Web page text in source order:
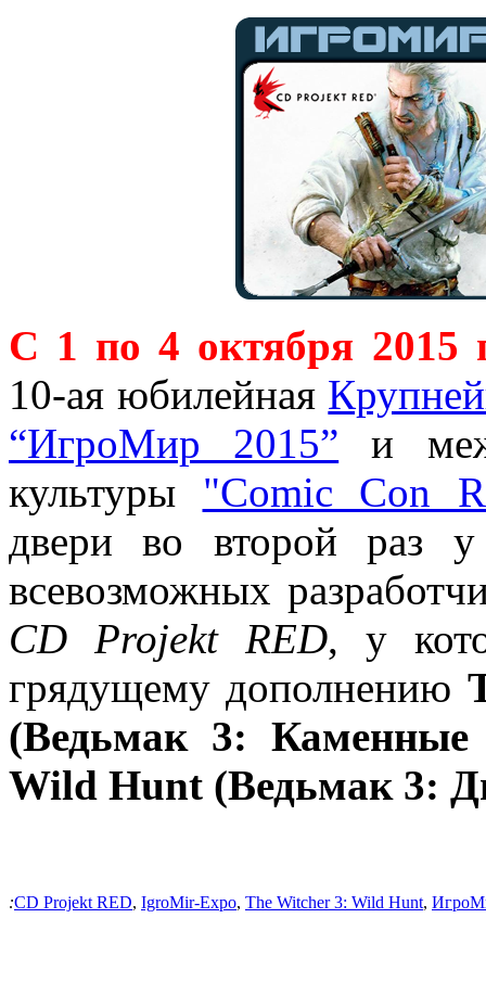
С 1 по 4 октября 2015
10-ая юбилейная
“ИгроМир 2015” и
культуры "Comic Con
двери во второй раз
всевозможных
CD Projekt RED, у
грядущему дополнению
(Ведьмак 3: Каменные
Wild Hunt (Ведьмак 3:
:CD Projekt RED, IgroMir-Expo, The Witcher 3: Wild Hunt,